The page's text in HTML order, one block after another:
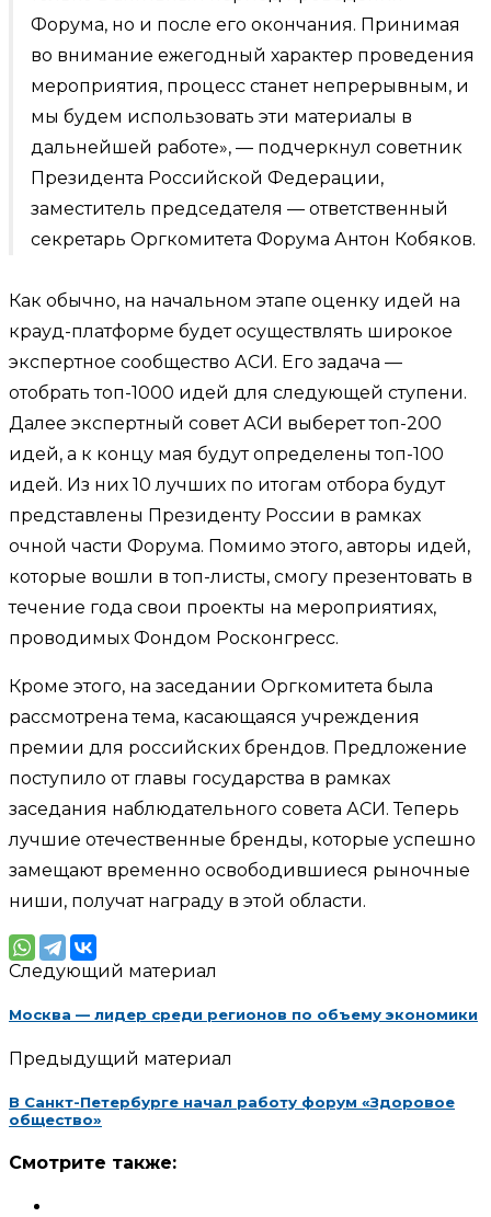
Форума, но и после его окончания. Принимая
во внимание ежегодный характер проведения
мероприятия, процесс станет непрерывным, и
мы будем использовать эти материалы в
дальнейшей работе», — подчеркнул советник
Президента Российской Федерации,
заместитель председателя — ответственный
секретарь Оргкомитета Форума Антон Кобяков.
Как обычно, на начальном этапе оценку идей на
крауд-платформе будет осуществлять широкое
экспертное сообщество АСИ. Его задача —
отобрать топ-1000 идей для следующей ступени.
Далее экспертный совет АСИ выберет топ-200
идей, а к концу мая будут определены топ-100
идей. Из них 10 лучших по итогам отбора будут
представлены Президенту России в рамках
очной части Форума. Помимо этого, авторы идей,
которые вошли в топ-листы, смогу презентовать в
течение года свои проекты на мероприятиях,
проводимых Фондом Росконгресс.
Кроме этого, на заседании Оргкомитета была
рассмотрена тема, касающаяся учреждения
премии для российских брендов. Предложение
поступило от главы государства в рамках
заседания наблюдательного совета АСИ. Теперь
лучшие отечественные бренды, которые успешно
замещают временно освободившиеся рыночные
ниши, получат награду в этой области.
Следующий материал
Москва — лидер среди регионов по объему экономики
Предыдущий материал
В Санкт-Петербурге начал работу форум «Здоровое
общество»
Смотрите также: